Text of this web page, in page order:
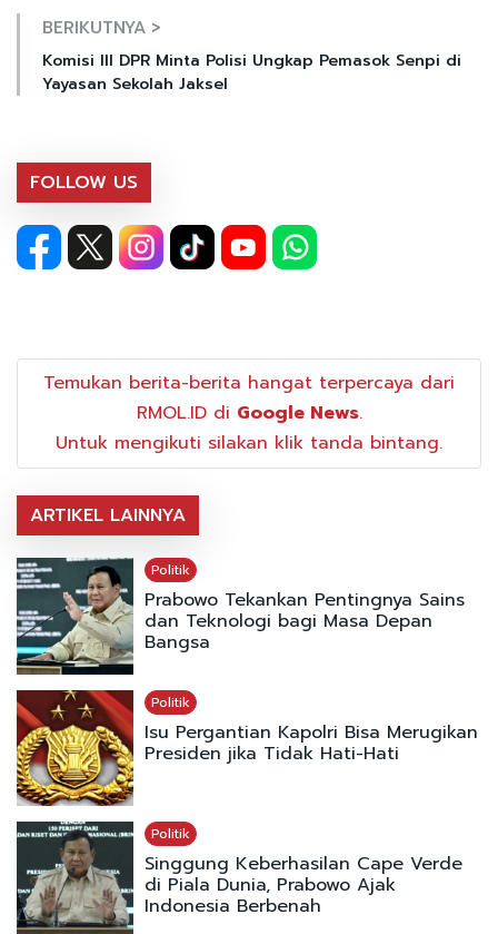
BERIKUTNYA >
Komisi III DPR Minta Polisi Ungkap Pemasok Senpi di
Yayasan Sekolah Jaksel
FOLLOW US
Temukan berita-berita hangat terpercaya dari
RMOL.ID di Google News.
Untuk mengikuti silakan klik tanda bintang.
ARTIKEL LAINNYA
Politik
Prabowo Tekankan Pentingnya Sains
dan Teknologi bagi Masa Depan
Bangsa
Politik
Isu Pergantian Kapolri Bisa Merugikan
Presiden jika Tidak Hati-Hati
Politik
Singgung Keberhasilan Cape Verde
di Piala Dunia, Prabowo Ajak
Indonesia Berbenah